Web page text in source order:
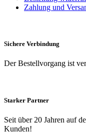
Zahlung und
Sichere Verbindung
Der Bestellvorgang ist
Starker Partner
Seit über 20 Jahren auf
Kunden!